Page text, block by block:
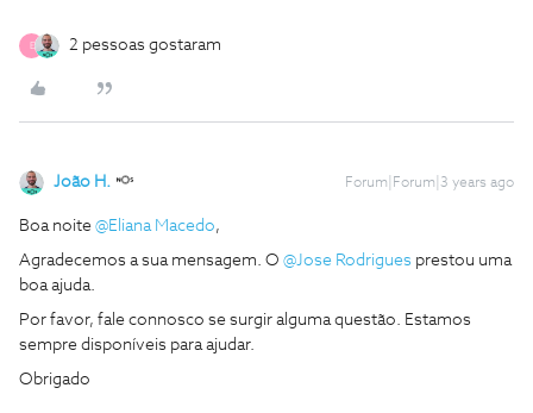
E 2 pessoas gostaram
João H. Forum|Forum|3 years ago
Boa noite @Eliana Macedo,
Agradecemos a sua mensagem. O @Jose Rodrigues prestou uma
boa ajuda.
Por favor, fale connosco se surgir alguma questão. Estamos
sempre disponíveis para ajudar.
Obrigado